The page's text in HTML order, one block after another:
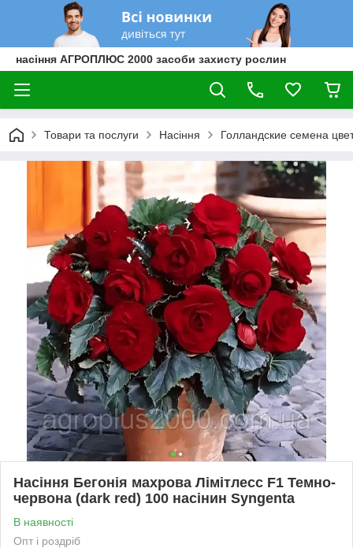
насіння АГРОПЛЮС 2000 засоби захисту рослин
Товари та послуги Насіння Голландские семена
Насіння Бегонія махрова Лімітлесс F1 Темно-
червона (dark red) 100 насінин Syngenta
В наявності
Опт і роздріб